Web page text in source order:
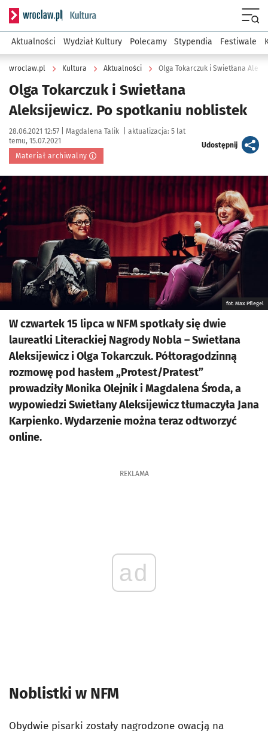
Serwis informacyjny wroclaw.pl podserwis: Kultura
Aktualności Wydział Kultury Polecamy Stypendia Festiwale
wroclaw.pl Kultura Aktualności Olga Tokarczuk i Swietłana
Olga Tokarczuk i Swietłana
Aleksijewicz. Po spotkaniu noblistek
Data publikacji:
28.06.2021 12:57 | Autor:
Magdalena Talik aktualizacja: 5 lat
temu, 15.07.2021
Materiał archiwalny
Udostępnijartykuł
Kliknij, aby powiększyć
fot. Max Pflegel
W czwartek 15 lipca w NFM spotkały się dwie
laureatki Literackiej Nagrody Nobla – Swietłana
Aleksijewicz i Olga Tokarczuk. Półtoragodzinną
rozmowę pod hasłem „Protest/Pratest”
prowadziły Monika Olejnik i Magdalena Środa, a
wypowiedzi Swietłany Aleksijewicz tłumaczyła Jana
Karpienko. Wydarzenie można teraz odtworzyć
online.
REKLAMA
ad
Noblistki w NFM
Obydwie pisarki zostały nagrodzone owacją na